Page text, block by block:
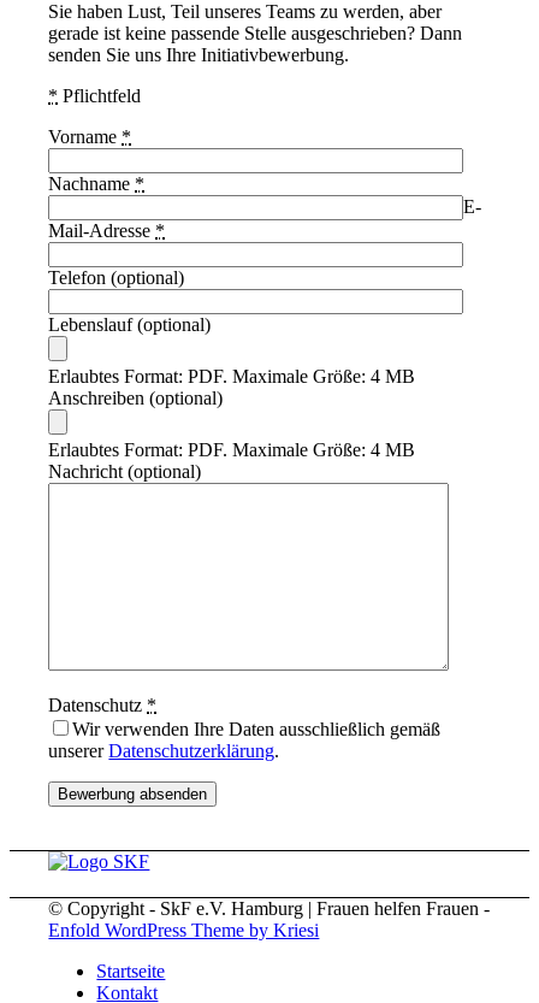
Sie haben Lust, Teil unseres Teams zu werden, aber
gerade ist keine passende Stelle ausgeschrieben? Dann
senden Sie uns Ihre Initiativbewerbung.
* Pflichtfeld
Vorname *
Nachname *
E-
Mail-Adresse *
Telefon (optional)
Lebenslauf (optional)
Erlaubtes Format: PDF. Maximale Größe: 4 MB
Anschreiben (optional)
Erlaubtes Format: PDF. Maximale Größe: 4 MB
Nachricht (optional)
Datenschutz *
Wir verwenden Ihre Daten ausschließlich gemäß
unsererDatenschutzerklärung.
© Copyright - SkF e.V. Hamburg | Frauen helfen Frauen -
Enfold WordPress Theme by Kriesi
Startseite
Kontakt